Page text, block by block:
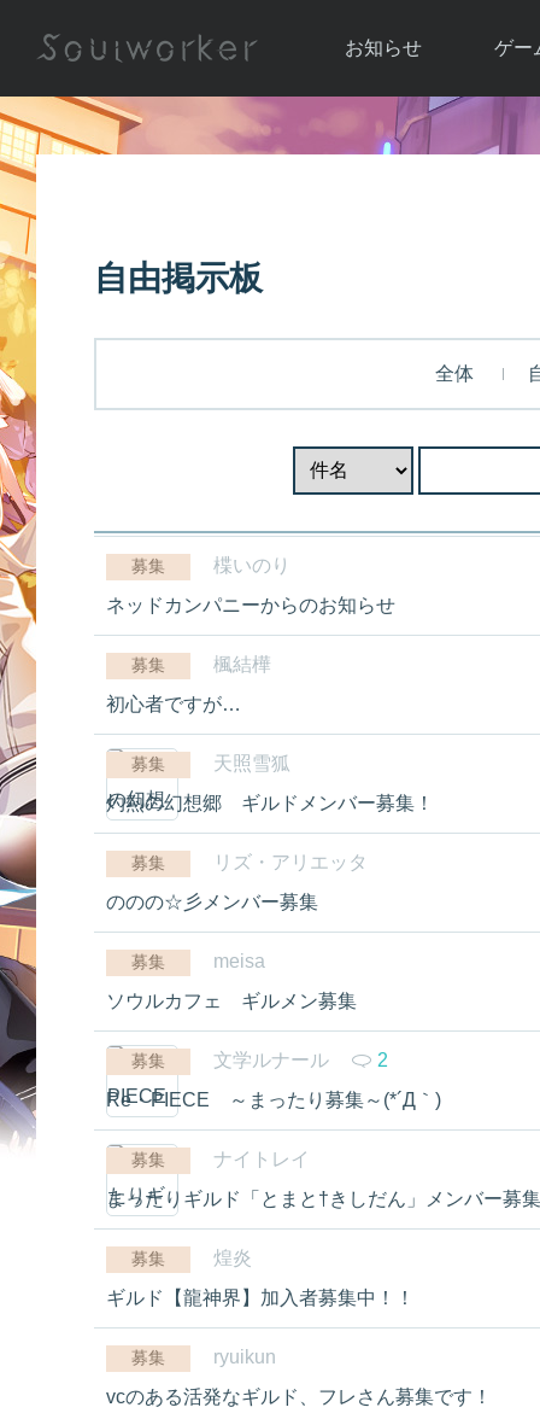
お知らせ
お知らせ一覧
ゲー
ソウ
アップ
自由掲示板
全体
募集
楪いのり
ネッドカンパニーからのお知らせ
募集
楓結樺
初心者ですが…
募集
天照雪狐
灼熱の幻想郷 ギルドメンバー募集！
募集
リズ・アリエッタ
ののの☆彡メンバー募集
募集
meisa
ソウルカフェ ギルメン募集
募集 文学ルナール
2
Re・PIECE ～まったり募集～(*´Д｀)
募集
ナイトレイ
まったりギルド「とまと†きしだん」メンバー募
募集
煌炎
ギルド【龍神界】加入者募集中！！
募集
ryuikun
vcのある活発なギルド、フレさん募集です！